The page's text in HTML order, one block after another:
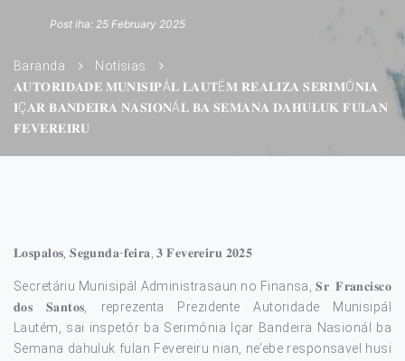
Post iha: 25 February 2025
Baranda
Notísias
𝐀𝐔𝐓𝐎𝐑𝐈𝐃𝐀𝐃𝐄 𝐌𝐔𝐍𝐈𝐒𝐈𝐏Á𝐋 𝐋𝐀𝐔𝐓É𝐌 𝐑𝐄𝐀𝐋𝐈𝐙𝐀 𝐒𝐄𝐑𝐈𝐌Ó𝐍𝐈𝐀
𝐈Ç𝐀𝐑 𝐁𝐀𝐍𝐃𝐄𝐈𝐑𝐀 𝐍𝐀𝐒𝐈𝐎𝐍Á𝐋 𝐁𝐀 𝐒𝐄𝐌𝐀𝐍𝐀 𝐃𝐀𝐇𝐔𝐋𝐔𝐊 𝐅𝐔𝐋𝐀𝐍
𝐅𝐄𝐕𝐄𝐑𝐄𝐈𝐑𝐔
𝐋𝐨𝐬𝐩𝐚𝐥𝐨𝐬, 𝐒𝐞𝐠𝐮𝐧𝐝𝐚-𝐟𝐞𝐢𝐫𝐚, 𝟑 𝐅𝐞𝐯𝐞𝐫𝐞𝐢𝐫𝐮 𝟐𝟎𝟐𝟓
Secretáriu Munisipál Administrasaun no Finansa, 𝐒𝐫. 𝐅𝐫𝐚𝐧𝐜𝐢𝐬𝐜𝐨
𝐝𝐨𝐬 𝐒𝐚𝐧𝐭𝐨𝐬, reprezenta Prezidente Autoridade Munisipál
Lautém, sai inspetór ba Serimónia Içar Bandeira Nasionál ba
Semana dahuluk fulan Fevereiru nian, ne’ebe responsavel husi